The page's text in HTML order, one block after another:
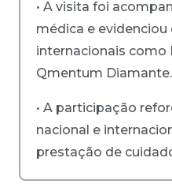
• A visita foi
médica e
internacionais como
Qmentum Diamante.
• A participação
nacional e
prestação de